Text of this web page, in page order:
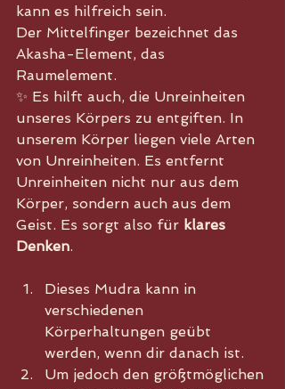
kann es hilfreich sein.
Der Mittelfinger bezeichnet das
Akasha-Element, das
Raumelement.
✨ Es hilft auch, die Unreinheiten
unseres Körpers zu entgiften. In
unserem Körper liegen viele Arten
von Unreinheiten. Es entfernt
Unreinheiten nicht nur aus dem
Körper, sondern auch aus dem
Geist. Es sorgt also für klares
Denken.
Dieses Mudra kann in
verschiedenen
Körperhaltungen geübt
werden, wenn dir danach ist.
Um jedoch den größtmöglichen